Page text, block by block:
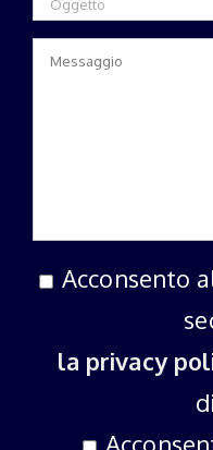
Acconsento
la privacy